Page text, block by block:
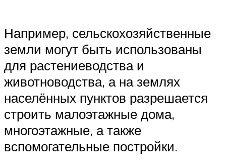
Например, сельскохозяйственные
земли могут быть использованы
для растениеводства и
животноводства, а на землях
населённых пунктов разрешается
строить малоэтажные дома,
многоэтажные, а также
вспомогательные постройки.